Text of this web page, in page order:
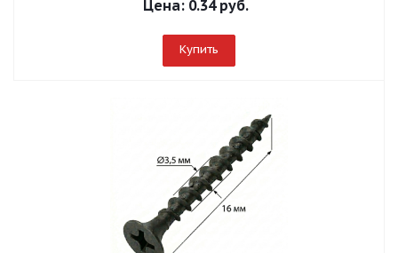
Цена: 0.34 руб.
Купить